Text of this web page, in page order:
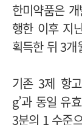
한미약품은
행한 이후 지
획득한 뒤 3개
기존 3제 항
g’과 동일 유
3분의 1 수준